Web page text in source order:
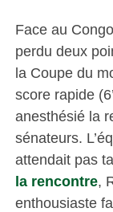
Face au
perdu deux
la Coupe du
score rapide
anesthésié la
sénateurs.
attendait pas
la rencontre,
enthousiaste